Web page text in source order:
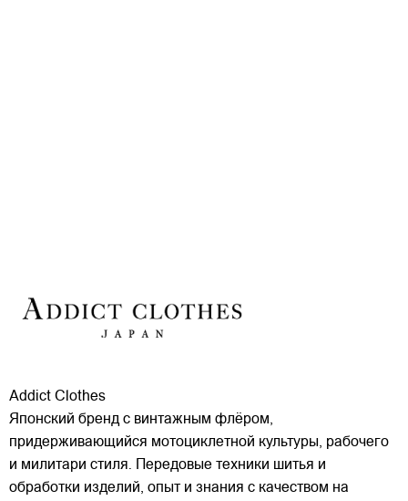
Addict Clothes
Японский бренд с винтажным флёром,
придерживающийся мотоциклетной культуры, рабочего
и милитари стиля. Передовые техники шитья и
обработки изделий, опыт и знания с качеством на